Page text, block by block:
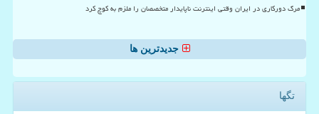
مرگ دورکاری در ایران وقتی اینترنت ناپایدار متخصصان را ملزم به کوچ کرد
جدیدترین ها
تگها